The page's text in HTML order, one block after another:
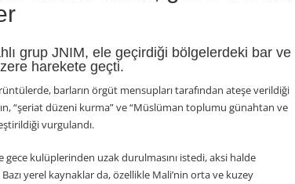
grup JNIM, ele geçirdiği bölgelerdeki bar ve
harekete geçti.
barların örgüt mensupları tarafından ateşe verildiği
“şeriat düzeni kurma” ve “Müslüman toplumu günahtan ve
vurgulandı.
gece kulüplerinden uzak durulmasını istedi, aksi halde
yerel kaynaklar da, özellikle Mali’nin orta ve kuzey